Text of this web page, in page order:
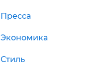
Пресса
Экономика
Стиль